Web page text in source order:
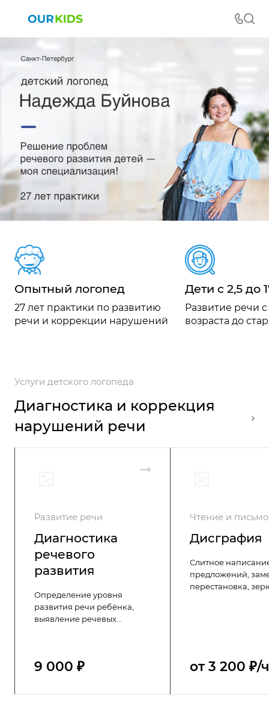
Опытный логопед
27 лет практики по развитию
речи и коррекции нарушений
Дети с 2,5 до
Развитие речи
возраста до
Услуги детского логопеда
Диагностика и коррекция
нарушений речи
Развитие речи
Диагностика
речевого
развития
Определение уровня
развития речи ребёнка,
выявление речевых
обследования подробно
9 000 ₽
Чтение и письмо
Дисграфия
Слитное
предложений,
перестановка,
речевое
дисграфия. Я
от 3 200 ₽/